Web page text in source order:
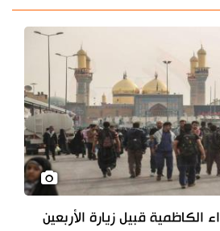
الكاظمية قبيل زيارة الأربعين